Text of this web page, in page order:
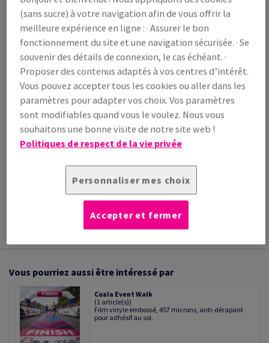
/ 1 000 feuille(s)
(34,6 kg )
EN STOCK
Guide des quantités
−
Outil de coupe
INFORMATION INFORMATIONS
TECHNIQUES
INFORMATIONS
Vous pourriez aussi être intéressé par
Coala Event Walk
(1 article(s))
Film vinyle embossé, 457 microns, anti-dérapant
pour adhésif au sol.
(sans sucre) à votre navigation afin de vous offrir la
meilleure expérience en ligne : · Assurer le bon
fonctionnement du site et une navigation sécurisée. · Se
souvenir des détails de connexion, le cas échéant. ·
Proposer des contenus adaptés à vos centres d’intérêt.
Vous pouvez accepter tous les cookies ou aller dans les
paramètres pour adapter vos choix. Vos paramètres
sont modifiables quand vous le voulez. Nous vous
souhaitons une bonne visite de notre site web !
Politiques de respect de la vie privée
Personnaliser mes choix
Accepter et fermer